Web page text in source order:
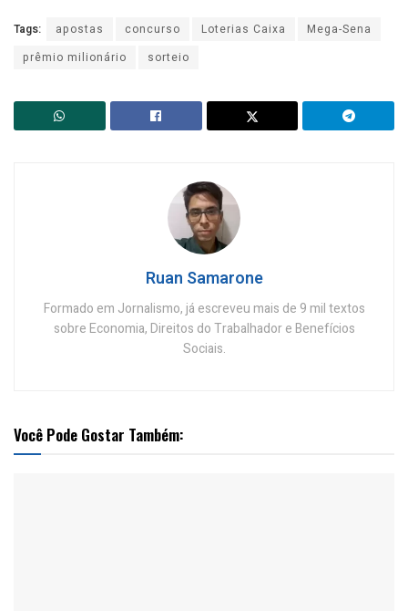
Tags: apostas concurso Loterias Caixa
Mega-Sena
prêmio milionário
sorteio
Ruan Samarone
Formado em Jornalismo, já escreveu mais de 9 mil textos
sobre Economia, Direitos do Trabalhador e Benefícios
Sociais.
Você Pode Gostar Também: